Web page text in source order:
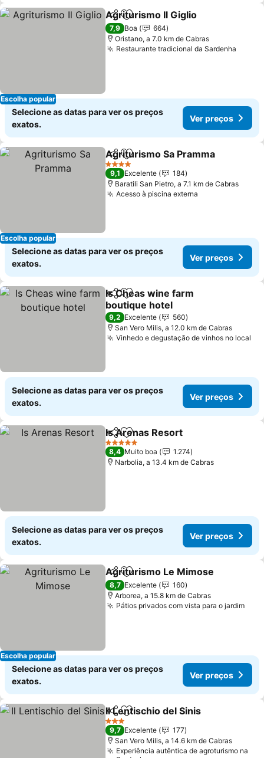
Escolha popular
PartilharAdicionar aos favoritos
Agriturismo Il Giglio
7,9 Boa
664
Oristano, a 7.0 km de Cabras
Restaurante tradicional da Sardenha
Selecione as datas para ver os preços
exatos.
Ver preços
Escolha popular
PartilharAdicionar aos favoritos
Agriturismo Sa Pramma
4 Estrelas
9,1 Excelente
184
Baratili San Pietro, a 7.1 km de Cabras
Acesso à piscina externa
Selecione as datas para ver os preços
exatos.
Ver preços
PartilharAdicionar aos favoritos
Is Cheas wine farm
boutique hotel
9,2 Excelente
560
San Vero Milis, a 12.0 km de Cabras
Vinhedo e degustação de vinhos no local
Selecione as datas para ver os preços
exatos.
Ver preços
PartilharAdicionar aos favoritos
Is Arenas Resort
5 Estrelas
8,4 Muito boa
1.274
Narbolia, a 13.4 km de Cabras
Selecione as datas para ver os preços
exatos.
Ver preços
Escolha popular
PartilharAdicionar aos favoritos
Agriturismo Le Mimose
8,7 Excelente
160
Arborea, a 15.8 km de Cabras
Pátios privados com vista para o jardim
Selecione as datas para ver os preços
exatos.
Ver preços
PartilharAdicionar aos favoritos
Il Lentischio del Sinis
3 Estrelas
9,7 Excelente
177
San Vero Milis, a 14.6 km de Cabras
Experiência autêntica de agroturismo na